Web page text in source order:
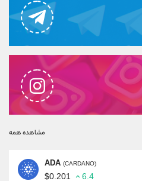
مشاهده همه
ADA (CARDANO)
$0.201 6.4